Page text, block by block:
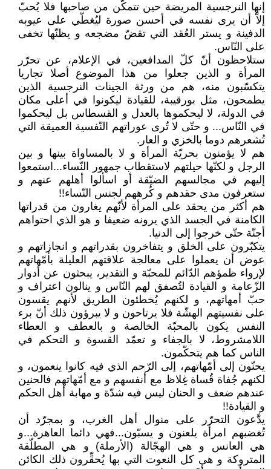
إنها النرجسية المريضة حين تتمكّن من صاحبها فلا يُحبّ
إلاّ أن يرى نفسه في أحسن صورة ليُغطّي على عيوبه
الدفينة و يستر العُقد التي تقضّ مضجعه و يظنّها تخفى
على النّاس.
ستلاحظون أنّ كلّ المدافعين، في الإعلام، عن تحرّر
المرأة و الذين جعلوا من هذا الموضوع أصلا تجاريا
يتكسّبون منه، هم من ورثة الجينات النرجسية الذين
يطمحون، مثل بورقيبة، للقيادة ليكونوا في أعلى مكان
في الدولة، لا ليحكموها بالعدل و القسطاس بل ليحكموا
في النّاس... و حتّى لا تُرى عوراتهم النّفسية العميقة التي
تُشعرهم دوما بالخزي و العار.
هم لا يؤمنون بحريّة المرأة و لا بالمساواة بينها و بين
الرجل و لكنّها حيلتهم لاستقطاب جمهور النّساء...استمعوا
إليهم في مجالسهم الضيّقة أو اسألوا أهلهم عنهم و
ستعرفون مدى حقدهم و كُرههم لجنس النّساء!!
هم أكثر من يحقد على المرأة لأنّهم يغارون من قدراتها
الكامنة في الجسد الذي يرونه ضعيفا و هو الذي احتواهم
أجنّة حتّى خرجوا إلى الدنيا.
يتكبّرون على الخلق و يتفاخرون بقدراتهم و انجازاتهم و
عوض أن يعملوا على معالجة علاقتهم العليلة بأمّهاتهم
لإرواء ظمؤهم الدّائم للمحبّة و التقدير، يبحثون عن أدوار
الزّعامة و القيادة لتُصفق لهم النّاس و ينالون اعتراف و
حبّ أمهاتهم، و لكنهم يُخطئون الطريق لأنهم يقسون
على نفسيتهم الهشّة فلا يرتاحون و لا يبرؤون ذلك أنّ برء
النفس يكون بالمحبّة الخالصة و بالعطف و العطاء
اللامشروط، لا بالجفاء و تعمّد القسوة و التحكم في
الناس كما هم يتحكّمون.
يحنّون إلى أمّهاتهم، إلى الرّحم الذي فيه كانوا ينعمون، و
لكنهم جُفاة قُساة غِلاظ مع أنفسهم و مع أمّهاتهم فالحنين
عندهم ضعف و الحنان ليس فيه شدّة و مهابة أهل الحكم
و القيادة!!
يدَّعون التحرّر على منوال أهل الغرب، و بمجرّد أن
تُغضبهم امرأة يلعنون و يسبّون...فهي دائما العاهرة...و
هي العانس و هي الهجّالة (الأرملة) و هي المطلّقة
المتروكة و هي كل النعوت التي بها يُحقِّرون ذلك الكائن